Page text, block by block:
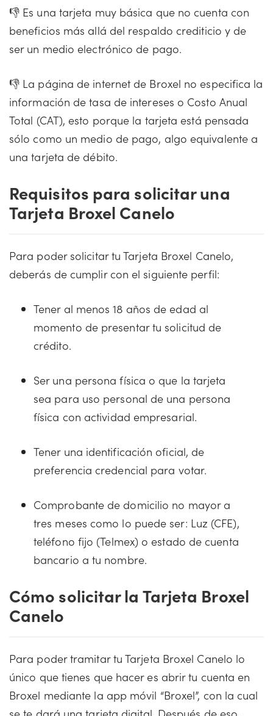
👎 Es una tarjeta muy básica que no cuenta con
beneficios más allá del respaldo crediticio y de
ser un medio electrónico de pago.
👎 La página de internet de Broxel no especifica la
información de tasa de intereses o Costo Anual
Total (CAT), esto porque la tarjeta está pensada
sólo como un medio de pago, algo equivalente a
una tarjeta de débito.
Requisitos para solicitar una
Tarjeta Broxel Canelo
Para poder solicitar tu Tarjeta Broxel Canelo,
deberás de cumplir con el siguiente perfil:
Tener al menos 18 años de edad al
momento de presentar tu solicitud de
crédito.
Ser una persona física o que la tarjeta
sea para uso personal de una persona
física con actividad empresarial.
Tener una identificación oficial, de
preferencia credencial para votar.
Comprobante de domicilio no mayor a
tres meses como lo puede ser: Luz (CFE),
teléfono fijo (Telmex) o estado de cuenta
bancario a tu nombre.
Cómo solicitar la Tarjeta Broxel
Canelo
Para poder tramitar tu Tarjeta Broxel Canelo lo
único que tienes que hacer es abrir tu cuenta en
Broxel mediante la app móvil “Broxel”, con la cual